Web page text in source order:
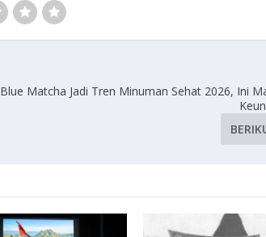
Blue Matcha Jadi Tren Minuman Sehat 2026, Ini